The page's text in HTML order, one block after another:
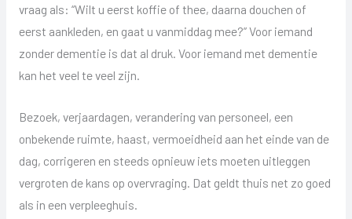
vraag als: “Wilt u eerst koffie of thee, daarna douchen of
eerst aankleden, en gaat u vanmiddag mee?” Voor iemand
zonder dementie is dat al druk. Voor iemand met dementie
kan het veel te veel zijn.
Bezoek, verjaardagen, verandering van personeel, een
onbekende ruimte, haast, vermoeidheid aan het einde van de
dag, corrigeren en steeds opnieuw iets moeten uitleggen
vergroten de kans op overvraging. Dat geldt thuis net zo goed
als in een verpleeghuis.